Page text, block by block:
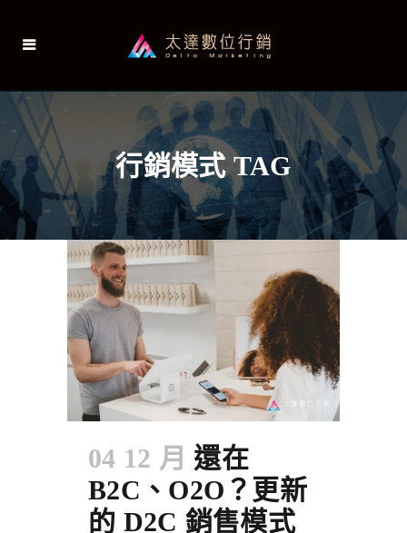
行銷模式 TAG
04 12 月 還在
B2C、O2O？更新
的 D2C 銷售模式